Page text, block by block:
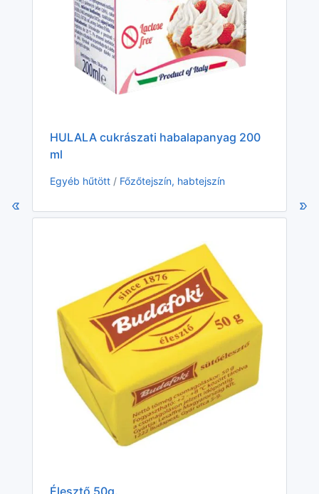
HULALA cukrászati habalapanyag 200
ml
Egyéb hűtött / Főzőtejszín, habtejszín